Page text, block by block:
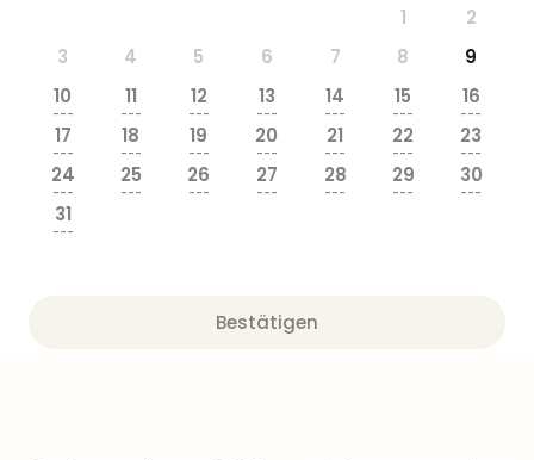
1
2
3
4 5 6 7 8
9
10
---
11
---
12
---
13
---
14
---
15
---
16
---
17
---
18
---
19
---
20
---
21
---
22
---
23
---
24
---
25
---
26
---
27
---
28
---
29
---
30
---
31
---
Bestätigen